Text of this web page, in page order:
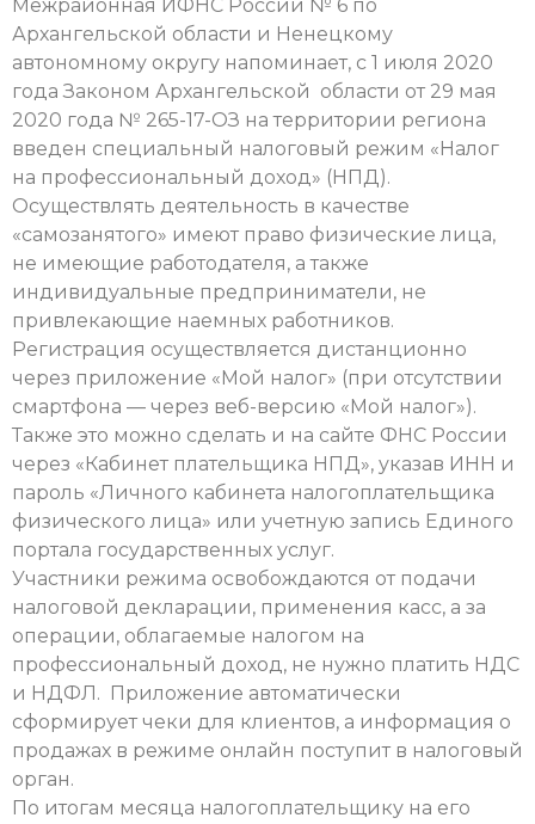
Межрайонная ИФНС России № 6 по
Архангельской области и Ненецкому
автономному округу напоминает, с 1 июля 2020
года Законом Архангельской области от 29 мая
2020 года № 265-17-ОЗ на территории региона
введен специальный налоговый режим «Налог
на профессиональный доход» (НПД).
Осуществлять деятельность в качестве
«самозанятого» имеют право физические лица,
не имеющие работодателя, а также
индивидуальные предприниматели, не
привлекающие наемных работников.
Регистрация осуществляется дистанционно
через приложение «Мой налог» (при отсутствии
смартфона — через веб-версию «Мой налог»).
Также это можно сделать и на сайте ФНС России
через «Кабинет плательщика НПД», указав ИНН и
пароль «Личного кабинета налогоплательщика
физического лица» или учетную запись Единого
портала государственных услуг.
Участники режима освобождаются от подачи
налоговой декларации, применения касс, а за
операции, облагаемые налогом на
профессиональный доход, не нужно платить НДС
и НДФЛ. Приложение автоматически
сформирует чеки для клиентов, а информация о
продажах в режиме онлайн поступит в налоговый
орган.
По итогам месяца налогоплательщику на его